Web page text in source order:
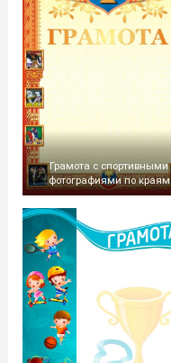
Грамота с спортивными
фотографиями по краям